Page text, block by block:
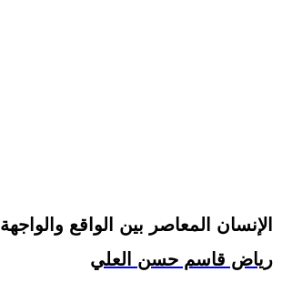
الإنسان المعاصر بين الواقع والواجهة
رياض قاسم حسن العلي